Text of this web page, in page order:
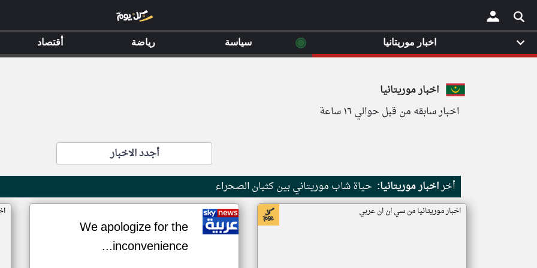
×
اخبار موريتانيا
اخبار سابقه من قبل حوالي ١٦ ساعة
أجدد الاخبار
أخراخبار موريتانيا: حياة شاب موريتاني بين كثبان الصحراء
اخبار موريتانيا من سي ان ان عربي
We apologize for the
inconvenience...
اخبار موريتانيا ◉ سياسة رياضة أقتصاد